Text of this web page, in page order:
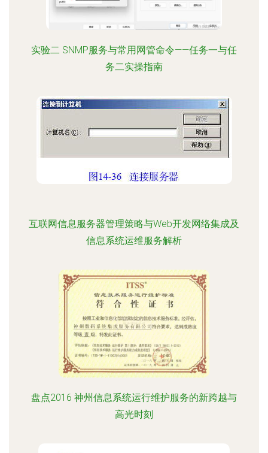
实验二 SNMP服务与常用网管命令——任务一与任
务二实操指南
互联网信息服务器管理策略与Web开发网络集成及
信息系统运维服务解析
盘点2016 神州信息系统运行维护服务的新跨越与
高光时刻